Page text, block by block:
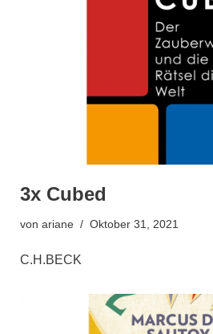
3x Cubed
von ariane Oktober 31, 2021
C.H.BECK